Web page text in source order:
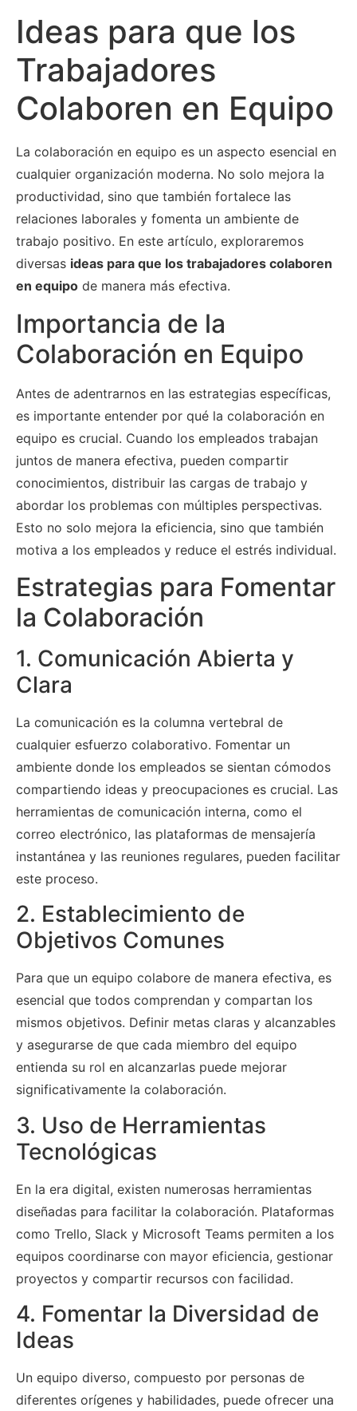
Ideas para que los
Trabajadores
Colaboren en Equipo
La colaboración en equipo es un aspecto esencial en
cualquier organización moderna. No solo mejora la
productividad, sino que también fortalece las
relaciones laborales y fomenta un ambiente de
trabajo positivo. En este artículo, exploraremos
diversas ideas para que los trabajadores colaboren
en equipo de manera más efectiva.
Importancia de la
Colaboración en Equipo
Antes de adentrarnos en las estrategias específicas,
es importante entender por qué la colaboración en
equipo es crucial. Cuando los empleados trabajan
juntos de manera efectiva, pueden compartir
conocimientos, distribuir las cargas de trabajo y
abordar los problemas con múltiples perspectivas.
Esto no solo mejora la eficiencia, sino que también
motiva a los empleados y reduce el estrés individual.
Estrategias para Fomentar
la Colaboración
1. Comunicación Abierta y
Clara
La comunicación es la columna vertebral de
cualquier esfuerzo colaborativo. Fomentar un
ambiente donde los empleados se sientan cómodos
compartiendo ideas y preocupaciones es crucial. Las
herramientas de comunicación interna, como el
correo electrónico, las plataformas de mensajería
instantánea y las reuniones regulares, pueden facilitar
este proceso.
2. Establecimiento de
Objetivos Comunes
Para que un equipo colabore de manera efectiva, es
esencial que todos comprendan y compartan los
mismos objetivos. Definir metas claras y alcanzables
y asegurarse de que cada miembro del equipo
entienda su rol en alcanzarlas puede mejorar
significativamente la colaboración.
3. Uso de Herramientas
Tecnológicas
En la era digital, existen numerosas herramientas
diseñadas para facilitar la colaboración. Plataformas
como Trello, Slack y Microsoft Teams permiten a los
equipos coordinarse con mayor eficiencia, gestionar
proyectos y compartir recursos con facilidad.
4. Fomentar la Diversidad de
Ideas
Un equipo diverso, compuesto por personas de
diferentes orígenes y habilidades, puede ofrecer una